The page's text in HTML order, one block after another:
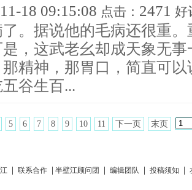
18 09:15:08 点击： 2471 好
。据说他的毛病还很重
，这武老幺却成天象无
精神，那胃口，简直可
谷生百...
5 6 7 8 9 10 11 下一页 末页
联系合作 半壁江顾问团 编辑团队 投稿须知